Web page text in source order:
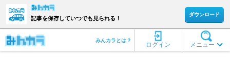
記事を保存していつでも見られる！
ダウンロード
メニュー
ログイン
みんカラとは？